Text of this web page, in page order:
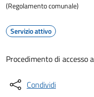
(Regolamento comunale)
Servizio attivo
Procedimento di accesso
Condividi